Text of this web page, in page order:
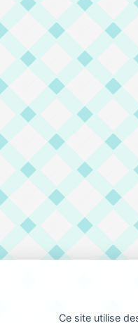
Ce site utilise